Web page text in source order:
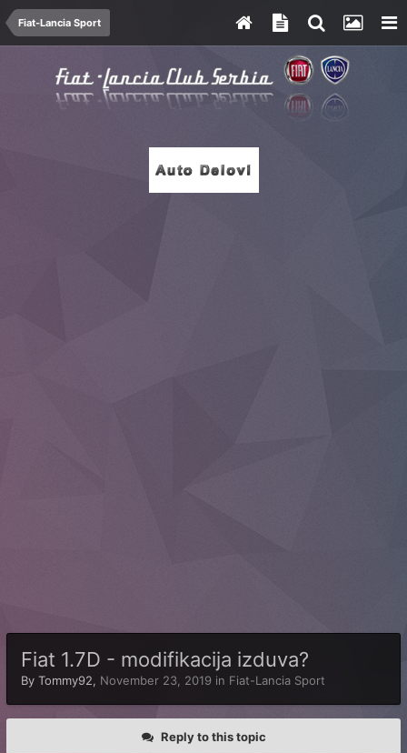
Fiat-Lancia Sport
Fiat 1.7D - modifikacija izduva?
By Tommy92, November 23, 2019 in Fiat-Lancia Sport
Reply to this topic